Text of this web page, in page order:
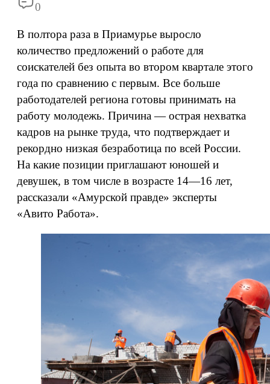
0
В полтора раза в Приамурье выросло
количество предложений о работе для
соискателей без опыта во втором квартале этого
года по сравнению с первым. Все больше
работодателей региона готовы принимать на
работу молодежь. Причина — острая нехватка
кадров на рынке труда, что подтверждает и
рекордно низкая безработица по всей России.
На какие позиции приглашают юношей и
девушек, в том числе в возрасте 14—16 лет,
рассказали «Амурской правде» эксперты
«Авито Работа».